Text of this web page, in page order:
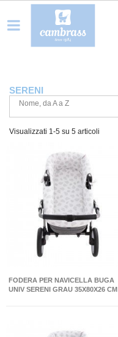
SERENI
Nome, da A a Z
Visualizzati 1-5 su 5 articoli
FODERA PER NAVICELLA BUGA
UNIV SERENI GRAU 35X80X26 CM